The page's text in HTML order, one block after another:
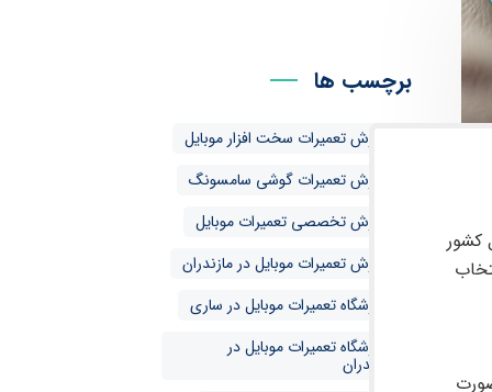
برچسب ها
آموزش تعمیرات سخت افزار موبایل
آموزش تعمیرات گوشی سامسونگ
آموزش تخصصی تعمیرات موبایل
آموزش تعمیرات موبایل در مازندران
آموزشگاه تعمیرات موبایل در ساری
آموزشگاه تعمیرات موبایل در
مازندران
کشور